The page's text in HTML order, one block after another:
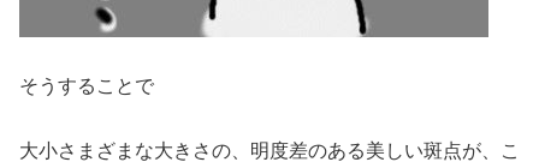
そうすることで
大小さまざまな大きさの、明度差のある美しい斑点が、こ